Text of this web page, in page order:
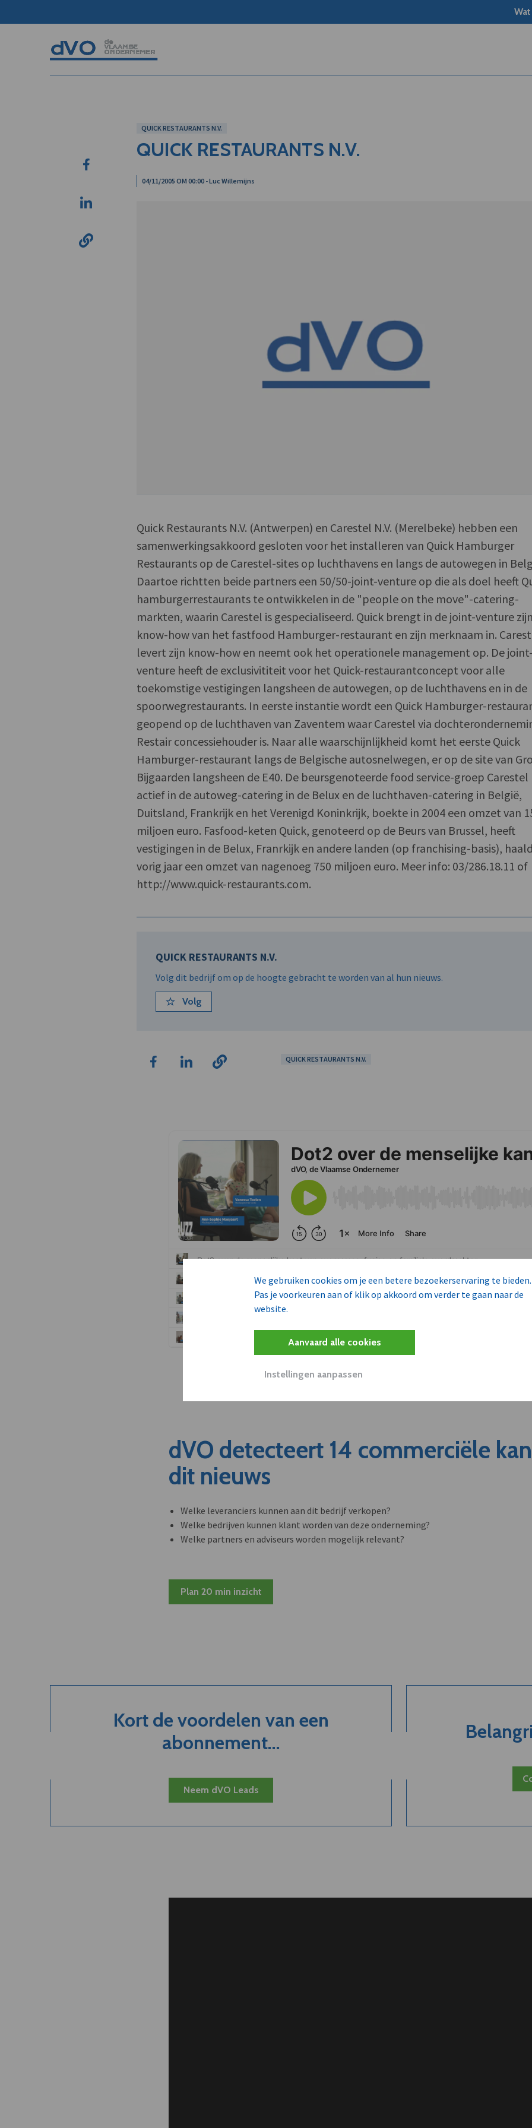
We gebruiken cookies om je een betere bezoekerservaring te bieden.
Pas je voorkeuren aan of klik op akkoord om verder te gaan naar de
website.
Aanvaard alle cookies
Instellingen aanpassen
QUICK RESTAURANTS N.V.
QUICK RESTAURANTS N.V.
04/11/2005 OM 00:00 - Luc Willemijns
Quick Restaurants N.V. (Antwerpen) en Carestel N.V. (Merelbeke) hebben een
samenwerkingsakkoord gesloten voor het installeren van Quick Hamburger
Restaurants op de Carestel-sites op luchthavens en langs de autowegen in
Daartoe richtten beide partners een 50/50-joint-venture op die als doel heeft
hamburgerrestaurants te ontwikkelen in de "people on the move"-catering-
markten, waarin Carestel is gespecialiseerd. Quick brengt in de joint-venture zijn
know-how van het fastfood Hamburger-restaurant en zijn merknaam in.
levert zijn know-how en neemt ook het operationele management op. De joint-
venture heeft de exclusivititeit voor het Quick-restaurantconcept voor alle
toekomstige vestigingen langsheen de autowegen, op de luchthavens en in de
spoorwegrestaurants. In eerste instantie wordt een Quick Hamburger-
geopend op de luchthaven van Zaventem waar Carestel via
Restair concessiehouder is. Naar alle waarschijnlijkheid komt het eerste Quick
Hamburger-restaurant langs de Belgische autosnelwegen, er op de site van
Bijgaarden langsheen de E40. De beursgenoteerde food service-groep Carestel
actief in de autoweg-catering in de Belux en de luchthaven-catering in België,
Duitsland, Frankrijk en het Verenigd Koninkrijk, boekte in 2004 een omzet van
miljoen euro. Fasfood-keten Quick, genoteerd op de Beurs van Brussel, heeft
vestigingen in de Belux, Franrkijk en andere landen (op franchising-basis),
vorig jaar een omzet van nagenoeg 750 miljoen euro. Meer info: 03/286.18.11 of
http://www.quick-restaurants.com.
QUICK RESTAURANTS N.V.
Volg dit bedrijf om op de hoogte gebracht te worden van al hun nieuws.
Volg
QUICK RESTAURANTS N.V.
dVO detecteert 14 commerciële
dit nieuws
Welke leveranciers kunnen aan dit bedrijf verkopen?
Welke bedrijven kunnen klant worden van deze onderneming?
Welke partners en adviseurs worden mogelijk relevant?
Plan 20 min inzicht
Kort de voordelen van een
abonnement...
Neem dVO Leads